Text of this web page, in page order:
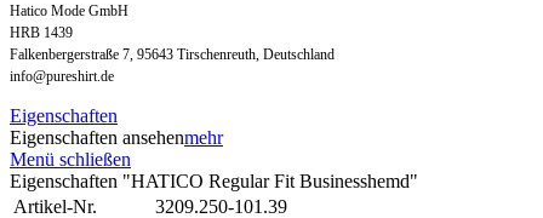
Hatico Mode GmbH
HRB 1439
Falkenbergerstraße 7, 95643 Tirschenreuth, Deutschland
info@pureshirt.de
Eigenschaften
Eigenschaften ansehenmehr
Menü schließen
Eigenschaften "HATICO Regular Fit Businesshemd"
Artikel-Nr.
3209.250-101.39